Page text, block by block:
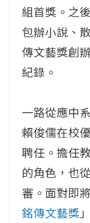
組首獎。之
包辦小說、
傳文藝獎創
紀錄。
一路從應中
賴俊儒在校
聘任。擔任
的角色，也
審。面對即
銘傳文藝獎